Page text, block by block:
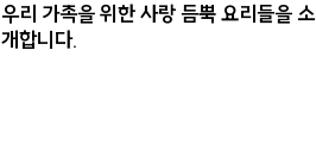
우리 가족을 위한 사랑 듬뿍 요리들을 소
개합니다.